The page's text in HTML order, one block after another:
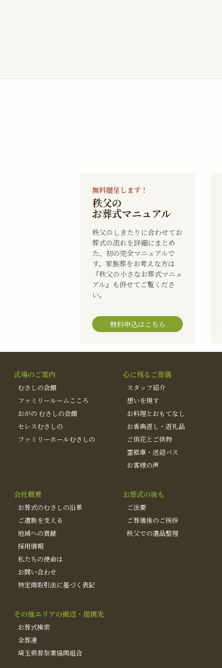
無料贈呈します！
秩父の
お葬式マニュアル
秩父のしきたりに合わせてお
葬式の流れを詳細にまとめ
た、初の完全マニュアルで
す。家族葬をお考えな方は
『秩父の小さなお葬式マニュ
アル』も併せてご覧くださ
い。
無料申込はこちら
式場のご案内
むさしの会館
ファミリールームこころ
おがの むさしの会館
セレスむさしの
ファミリーホールむさしの
心に残るご葬儀
スタッフ紹介
想いを現す
お料理とおもてなし
お香典返し・返礼品
ご供花とご供物
霊柩車・送迎バス
お客様の声
会社概要
お葬式のむさしの沿革
ご遺族を支える
地域への貢献
採用情報
私たちの使命は
お問い合わせ
特定商取引法に基づく表記
お葬式の後も
ご法要
ご葬儀後のご挨拶
秩父での遺品整理
その他エリアの搬送・提携先
お葬式検索
全葬連
埼玉県葬祭業協同組合